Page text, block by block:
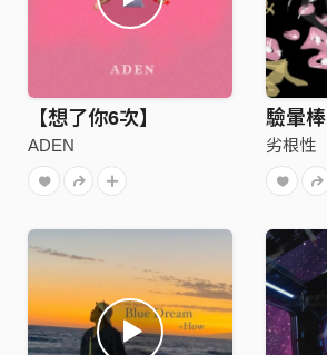
【想了你6次】
ADEN
驗暈棒
劣根性